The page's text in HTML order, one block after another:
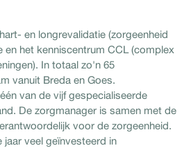
en longrevalidatie (zorgeenheid
en het kenniscentrum CCL (complex
In totaal zo'n 65
vanuit Breda en Goes.
van de vijf gespecialiseerde
De zorgmanager is samen met de
voor de zorgeenheid.
jaar veel geïnvesteerd in